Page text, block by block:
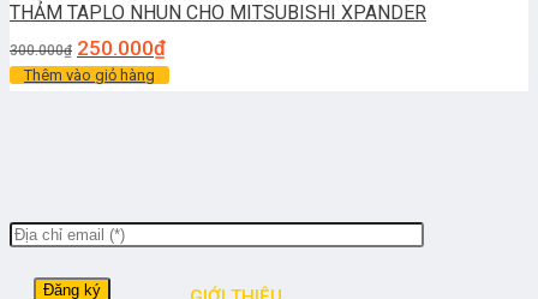
THẢM TAPLO NHUN CHO MITSUBISHI XPANDER
300.000₫ 250.000₫
Thêm vào giỏ hàng